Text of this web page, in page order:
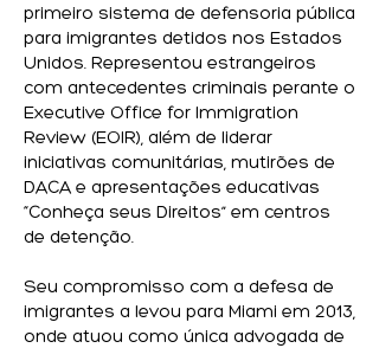
primeiro sistema de defensoria pública
para imigrantes detidos nos Estados
Unidos. Representou estrangeiros
com antecedentes criminais perante o
Executive Office for Immigration
Review (EOIR), além de liderar
iniciativas comunitárias, mutirões de
DACA e apresentações educativas
“Conheça seus Direitos” em centros
de detenção.
Seu compromisso com a defesa de
imigrantes a levou para Miami em 2013,
onde atuou como única advogada de